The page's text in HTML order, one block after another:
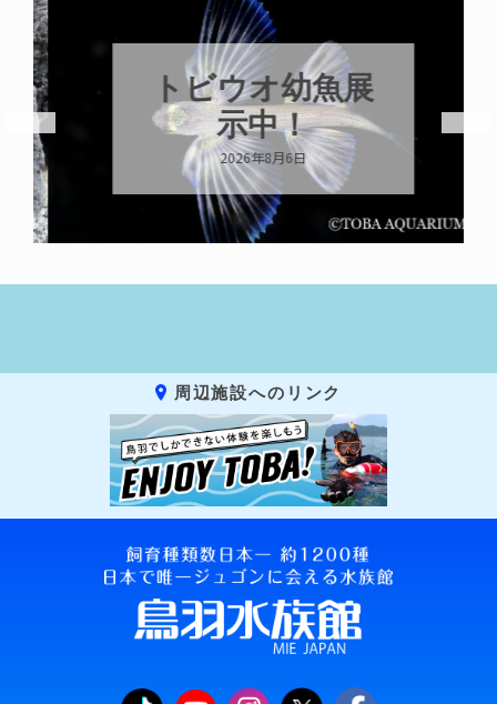
トビウオ幼魚展
示中！
2026年8月6日
周辺施設へのリンク